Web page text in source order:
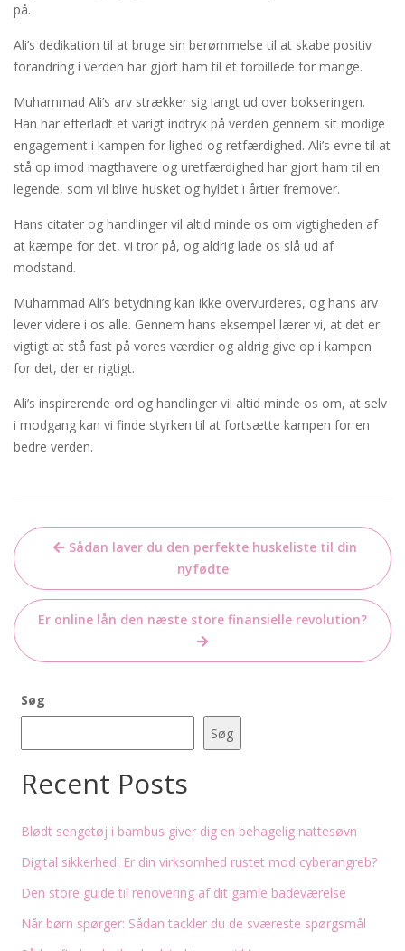
på.
Ali’s dedikation til at bruge sin berømmelse til at skabe positiv
forandring i verden har gjort ham til et forbillede for mange.
Muhammad Ali’s arv strækker sig langt ud over bokseringen.
Han har efterladt et varigt indtryk på verden gennem sit modige
engagement i kampen for lighed og retfærdighed. Ali’s evne til at
stå op imod magthavere og uretfærdighed har gjort ham til en
legende, som vil blive husket og hyldet i årtier fremover.
Hans citater og handlinger vil altid minde os om vigtigheden af
at kæmpe for det, vi tror på, og aldrig lade os slå ud af
modstand.
Muhammad Ali’s betydning kan ikke overvurderes, og hans arv
lever videre i os alle. Gennem hans eksempel lærer vi, at det er
vigtigt at stå fast på vores værdier og aldrig give op i kampen
for det, der er rigtigt.
Ali’s inspirerende ord og handlinger vil altid minde os om, at selv
i modgang kan vi finde styrken til at fortsætte kampen for en
bedre verden.
Indlægsnavigation
Sådan laver du den perfekte huskeliste til din
nyfødte
Er online lån den næste store finansielle revolution?
Søg
Søg
Recent Posts
Blødt sengetøj i bambus giver dig en behagelig nattesøvn
Digital sikkerhed: Er din virksomhed rustet mod cyberangreb?
Den store guide til renovering af dit gamle badeværelse
Når børn spørger: Sådan tackler du de sværeste spørgsmål